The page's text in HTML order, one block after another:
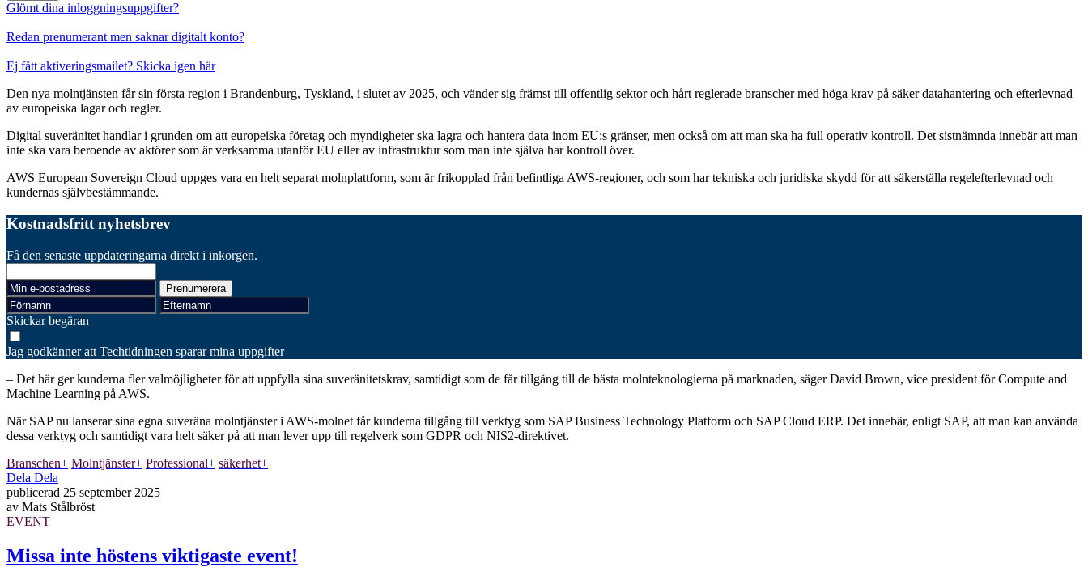
Glömt dina inloggningsuppgifter?
Redan prenumerant men saknar digitalt konto?
Ej fått aktiveringsmailet? Skicka igen här
Den nya molntjänsten får sin första region i Brandenburg, Tyskland, i slutet av 2025, och vänder sig främst till offentlig sektor och hårt reglerade branscher med höga krav på säker datahantering och efterlevnad
av europeiska lagar och regler.
Digital suveränitet handlar i grunden om att europeiska företag och myndigheter ska lagra och hantera data inom EU:s gränser, men också om att man ska ha full operativ kontroll. Det sistnämnda innebär att man
inte ska vara beroende av aktörer som är verksamma utanför EU eller av infrastruktur som man inte själva har kontroll över.
AWS European Sovereign Cloud uppges vara en helt separat molnplattform, som är frikopplad från befintliga AWS-regioner, och som har tekniska och juridiska skydd för att säkerställa regelefterlevnad och
kundernas självbestämmande.
Kostnadsfritt nyhetsbrev
Få den senaste uppdateringarna direkt i inkorgen.
Skickar begäran
Jag godkänner att Techtidningen sparar mina uppgifter
– Det här ger kunderna fler valmöjligheter för att uppfylla sina suveränitetskrav, samtidigt som de får tillgång till de bästa molnteknologierna på marknaden, säger David Brown, vice president för Compute and
Machine Learning på AWS.
När SAP nu lanserar sina egna suveräna molntjänster i AWS-molnet får kunderna tillgång till verktyg som SAP Business Technology Platform och SAP Cloud ERP. Det innebär, enligt SAP, att man kan använda
dessa verktyg och samtidigt vara helt säker på att man lever upp till regelverk som GDPR och NIS2-direktivet.
Branschen+ Molntjänster+ Professional+ säkerhet+
Dela Dela
publicerad 25 september 2025
av Mats Stålbröst
EVENT
Missa inte höstens viktigaste event!